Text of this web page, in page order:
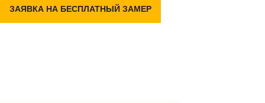
ЗАЯВКА НА БЕСПЛАТНЫЙ ЗАМЕР